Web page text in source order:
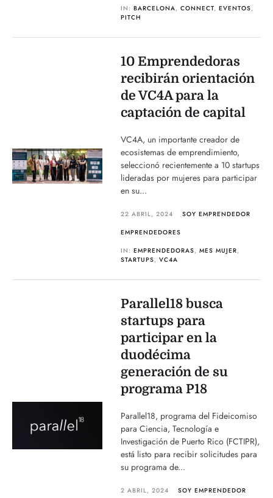
IN:BARCELONA,CONNECT,EVENTOS,
PITCH
10 Emprendedoras
recibirán orientación
de VC4A para la
captación de capital
VC4A, un importante creador de
ecosistemas de emprendimiento,
seleccionó recientemente a 10 startups
lideradas por mujeres para participar
en su...
22 ABRIL, 2024
SOY EMPRENDEDOR
EMPRENDEDORES
IN:EMPRENDEDORAS,MES MUJER,
STARTUPS,VC4A
Parallel18 busca
startups para
participar en la
duodécima
generación de su
programa P18
Parallel18, programa del Fideicomiso
para Ciencia, Tecnología e
Investigación de Puerto Rico (FCTIPR),
está listo para recibir solicitudes para
su programa de...
2 ABRIL, 2024
SOY EMPRENDEDOR